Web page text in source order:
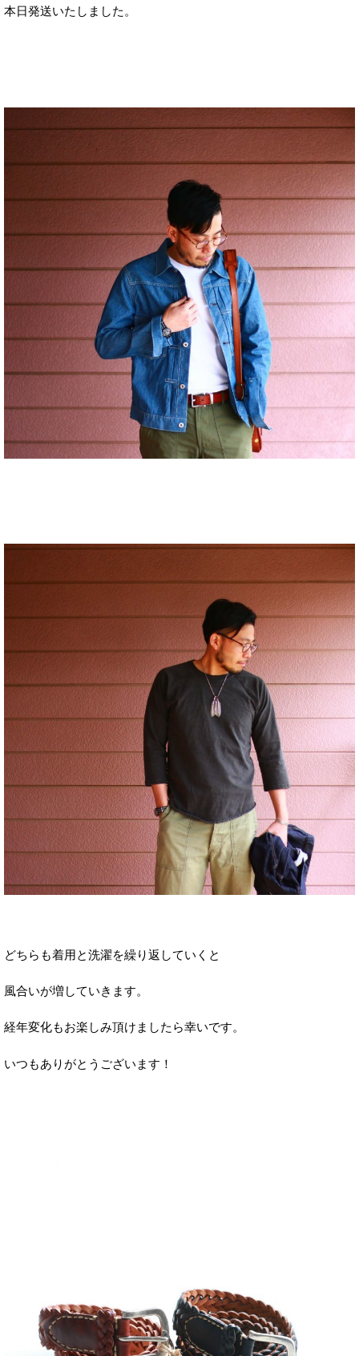
本日発送いたしました。
どちらも着用と洗濯を繰り返していくと
風合いが増していきます。
経年変化もお楽しみ頂けましたら幸いです。
いつもありがとうございます！